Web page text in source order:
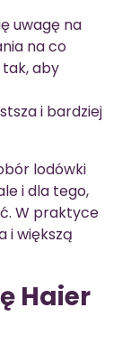
uwagę na
na co
aby
i bardziej
lodówki
i dla tego,
W praktyce
i większą
Haier